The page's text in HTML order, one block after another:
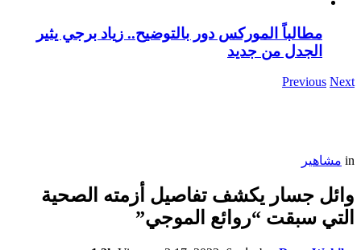
مطالباً الموركس دور بالتوضيح.. زياد برجي يثير
الجدل من جديد
Previous Next
in مشاهير
وائل جسار يكشف تفاصيل أزمته الصحية
التي سبقت “روائع الموجي”